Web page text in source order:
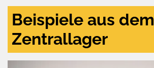
Beispiele aus dem
Zentrallager